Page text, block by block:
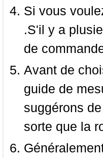
Si vous
.S'il y a
de
Avant de
guide de
suggérons
sorte que la